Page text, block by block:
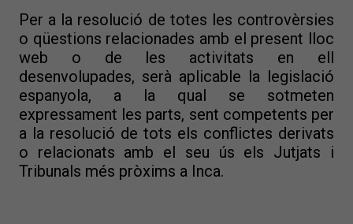
Per a la resolució de totes les controvèrsies
o qüestions relacionades amb el present lloc
web o de les activitats en ell
desenvolupades, serà aplicable la legislació
espanyola, a la qual se sotmeten
expressament les parts, sent competents per
a la resolució de tots els conflictes derivats
o relacionats amb el seu ús els Jutjats i
Tribunals més pròxims a Inca.